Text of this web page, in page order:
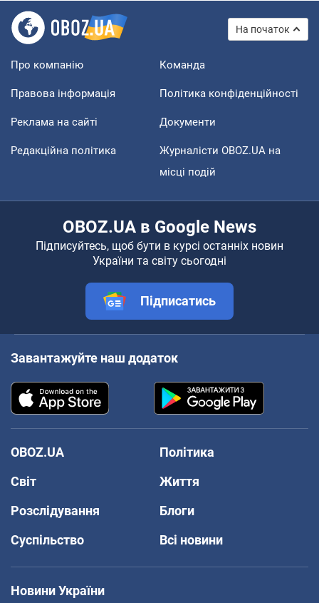
На початок
Про компанію Команда
Правова інформація Політика конфіденційності
Реклама на сайті Документи
Редакційна політика
Журналісти OBOZ.UA на
місці подій
OBOZ.UA в Google News
Підписуйтесь, щоб бути в курсі останніх новин
України та світу сьогодні
Підписатись
Завантажуйте наш додаток
OBOZ.UA
Політика
Світ
Життя
Розслідування
Блоги
Суспільство
Всі новини
Новини України